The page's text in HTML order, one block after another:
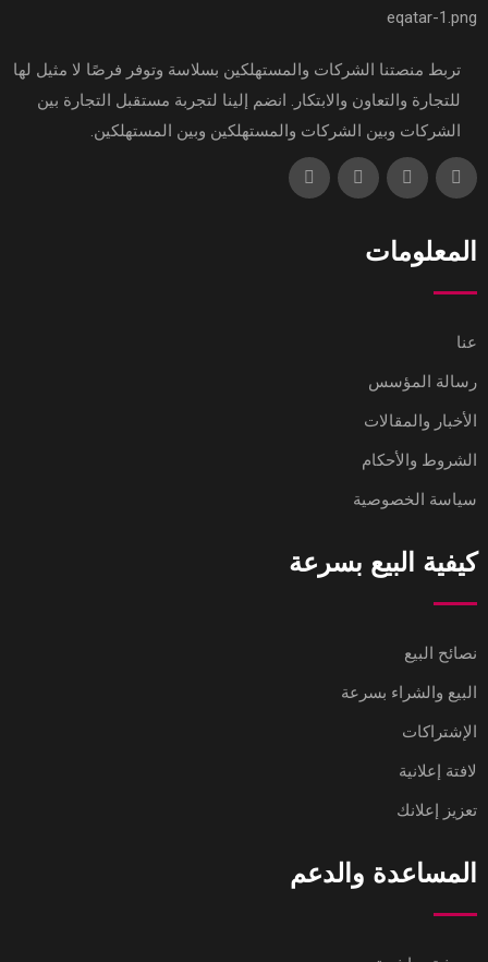
تربط منصتنا الشركات والمستهلكين بسلاسة وتوفر فرصًا لا مثيل لها
للتجارة والتعاون والابتكار. انضم إلينا لتجربة مستقبل التجارة بين
الشركات وبين الشركات والمستهلكين وبين المستهلكين.
المعلومات
عنا
رسالة المؤسس
الأخبار والمقالات
الشروط والأحكام
سياسة الخصوصية
كيفية البيع بسرعة
نصائح البيع
البيع والشراء بسرعة
الإشتراكات
لافتة إعلانية
تعزيز إعلانك
المساعدة والدعم